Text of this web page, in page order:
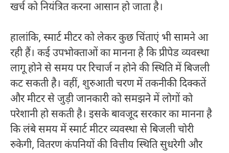
खर्च को नियंत्रित करना आसान हो जाता है।
हालांकि, स्मार्ट मीटर को लेकर कुछ चिंताएं भी सामने आ
रही हैं। कई उपभोक्ताओं का मानना है कि प्रीपेड व्यवस्था
लागू होने से समय पर रिचार्ज न होने की स्थिति में बिजली
कट सकती है। वहीं, शुरुआती चरण में तकनीकी दिक्कतें
और मीटर से जुड़ी जानकारी को समझने में लोगों को
परेशानी हो सकती है। इसके बावजूद सरकार का मानना है
कि लंबे समय में स्मार्ट मीटर व्यवस्था से बिजली चोरी
रुकेगी, वितरण कंपनियों की वित्तीय स्थिति सुधरेगी और